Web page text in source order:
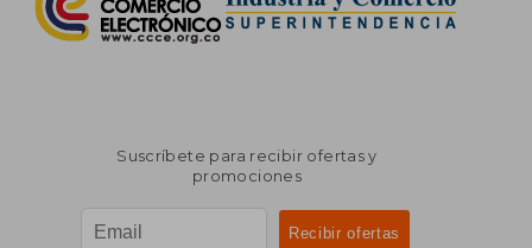
Suscríbete para recibir ofertas y
promociones